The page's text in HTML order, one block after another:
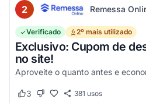
2 Remessa
Verificado 2º mais utilizado
Exclusivo: Cupom de
no site!
Este cupom funcionou
3 Este cupom não funcionou
381 usos